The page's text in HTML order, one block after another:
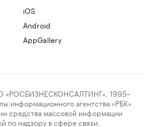
iOS
Android
AppGallery
1995–
информационного агентства «РБК»
средства массовой информации
по надзору в сфере связи,